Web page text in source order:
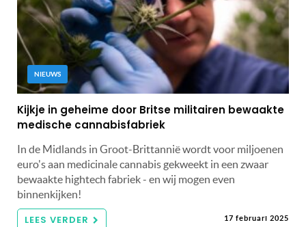
NIEUWS
Kijkje in geheime door Britse militairen bewaakte
medische cannabisfabriek
In de Midlands in Groot-Brittannië wordt voor miljoenen
euro's aan medicinale cannabis gekweekt in een zwaar
bewaakte hightech fabriek - en wij mogen even
binnenkijken!
LEES VERDER 17 februari 2025